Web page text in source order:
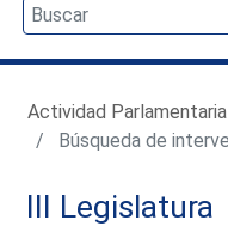
Actividad Parlamentaria
Búsqueda de
III Legislatura